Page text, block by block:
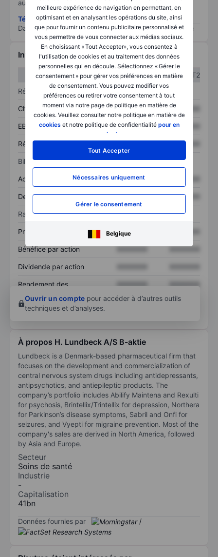
meilleure expérience de navigation en permettant, en
optimisant et en analysant les opérations du site, ainsi
que pour fournir un contenu publicitaire personnalisé et
vous permettre de vous connecter aux médias sociaux.
En choisissant « Tout Accepter», vous consentez à
l'utilisation de cookies et au traitement des données
personnelles qui en découle. Sélectionnez « Gérer le
consentement » pour gérer vos préférences en matière
de consentement. Vous pouvez modifier vos
préférences ou retirer votre consentement à tout
moment via notre page de politique en matière de
cookies. Veuillez consulter notre politique en matière de
cookies et notre politique de confidentialité pour en
savoir plus
Tout Accepter
Nécessaires uniquement
Gérer le consentement
Belgique
au risque le plus élevé).
Télécharger la méthodologie ESG (en anglais)
Data provided by
/
Informations financières
T1
T2
Résultats
Chiffre d’affaires XXXXXXX XXXXXXX
EBITDA XXXXXXX XXXXXXX
Résultat net XXXXXXX
Bilan
Actif total XXXXXXX
Dette totale XXXXXXX XXXXXXX
Ratios
Prix / ventes XXXXXXX
Bénéfice par action XXXXXXX XXXXXXX
Dividende par action
Rendement des
XXXXXXX
XXXXXXX
Ouvrir un compte pour accéder à d’autres outils
techniques et d’analyses.
À propos H. Lundbeck A/S B-aktie
Lundbeck is a Denmark-based pharmaceutical firm that
focuses on the development and commercialization of
central nervous system drugs including antidepressants,
antipsychotics, and antiepileptic products. The
company’s portfolio includes Abilify Maintena and Rexulti
for psychosis, Brintellix/Trintellix for depression, Northera
for Parkinson’s disease symptoms, Sabril and Onfi for
seizures, and Vyepti for migraine prevention. Most of the
company's sales are derived in North America, followed
by Asia and Europe.
Secteur
Soins de santé
Industrie
-
Capitalisation
41bn
Données fournies par /